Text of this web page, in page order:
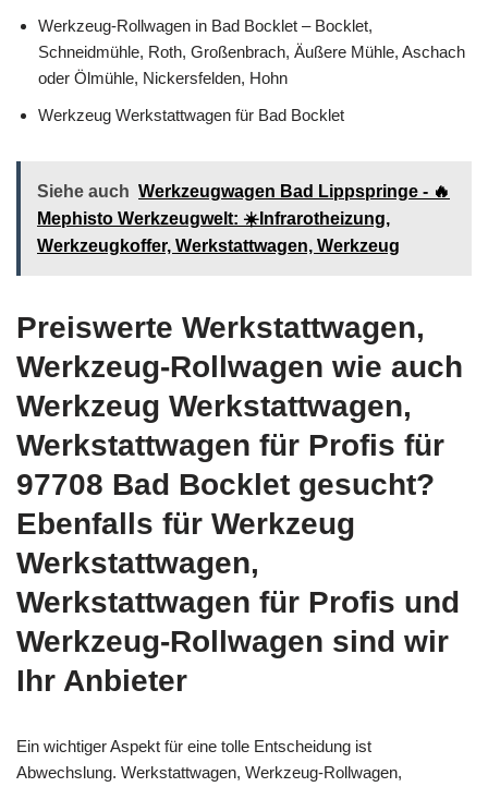
Werkzeug-Rollwagen in Bad Bocklet – Bocklet,
Schneidmühle, Roth, Großenbrach, Äußere Mühle, Aschach
oder Ölmühle, Nickersfelden, Hohn
Werkzeug Werkstattwagen für Bad Bocklet
Siehe auch Werkzeugwagen Bad Lippspringe - 🔥
Mephisto Werkzeugwelt: ☀️Infrarotheizung,
Werkzeugkoffer, Werkstattwagen, Werkzeug
Preiswerte Werkstattwagen,
Werkzeug-Rollwagen wie auch
Werkzeug Werkstattwagen,
Werkstattwagen für Profis für
97708 Bad Bocklet gesucht?
Ebenfalls für Werkzeug
Werkstattwagen,
Werkstattwagen für Profis und
Werkzeug-Rollwagen sind wir
Ihr Anbieter
Ein wichtiger Aspekt für eine tolle Entscheidung ist
Abwechslung. Werkstattwagen, Werkzeug-Rollwagen,